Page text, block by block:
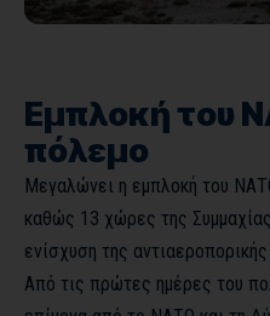
Εμπλοκή του
πόλεμο
Μεγαλώνει η εμπλοκή του
καθώς 13 χώρες της
ενίσχυση της
Από τις πρώτες ημέρες του